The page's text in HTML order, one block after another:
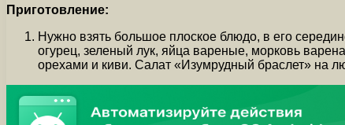
Приготовление:
Нужно взять большое плоское блюдо, в его
огурец, зеленый лук, яйца вареные, морковь
орехами и киви. Салат «Изумрудный браслет» на